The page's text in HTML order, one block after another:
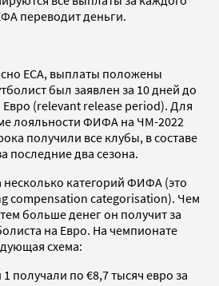
переводит деньги.
ECA, выплаты положены
был заявлен за 10 дней до
Евро (relevant release period). Для
лояльности ФИФА на ЧМ-2022
получили все клубы, в составе
последние два сезона.
категорий ФИФА (это
compensation categorisation). Чем
больше денег он получит за
на Евро. На чемпионате
схема:
получали по €8,7 тысяч евро за